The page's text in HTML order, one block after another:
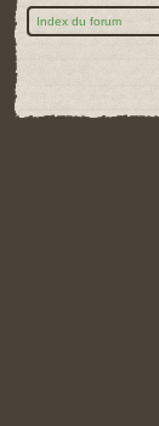
Index du forum